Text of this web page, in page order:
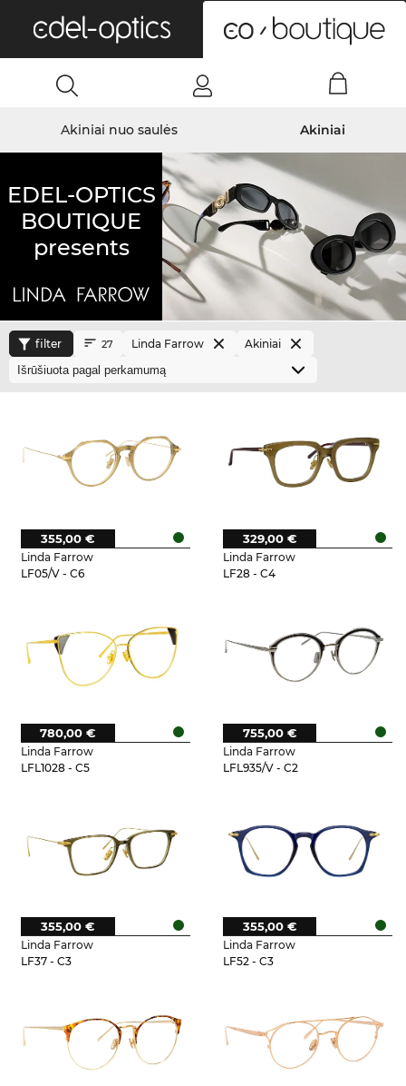
Akiniai nuo saulės Akiniai
EDEL-OPTICS
BOUTIQUE
presents
filter 27 Linda Farrow Akiniai
Linda Farrow
LF05/V - C6
355,00 €
Linda Farrow
LF28 - C4
329,00 €
Linda Farrow
LFL1028 - C5
780,00 €
Linda Farrow
LFL935/V - C2
755,00 €
Linda Farrow
LF37 - C3
355,00 €
Linda Farrow
LF52 - C3
355,00 €